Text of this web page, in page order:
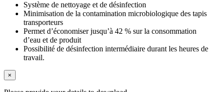
Système de nettoyage et de désinfection
Minimisation de la contamination microbiologique des tapis
transporteurs
Permet d’économiser jusqu’à 42 % sur la consommation
d’eau et de produit
Possibilité de désinfection intermédiaire durant les heures de
travail.
×